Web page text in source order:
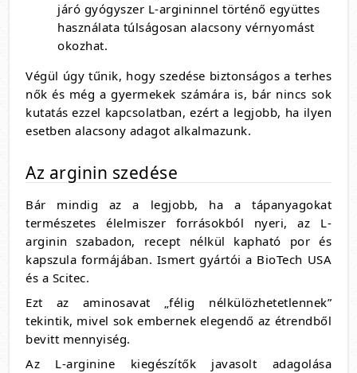
járó gyógyszer L-argininnel történő együttes
használata túlságosan alacsony vérnyomást
okozhat.
Végül úgy tűnik, hogy szedése biztonságos a terhes
nők és még a gyermekek számára is, bár nincs sok
kutatás ezzel kapcsolatban, ezért a legjobb, ha ilyen
esetben alacsony adagot alkalmazunk.
Az arginin szedése
Bár mindig az a legjobb, ha a tápanyagokat
természetes élelmiszer forrásokból nyeri, az L-
arginin szabadon, recept nélkül kapható por és
kapszula formájában. Ismert gyártói a BioTech USA
és a Scitec.
Ezt az aminosavat „félig nélkülözhetetlennek”
tekintik, mivel sok embernek elegendő az étrendből
bevitt mennyiség.
Az L-arginine kiegészítők javasolt adagolása